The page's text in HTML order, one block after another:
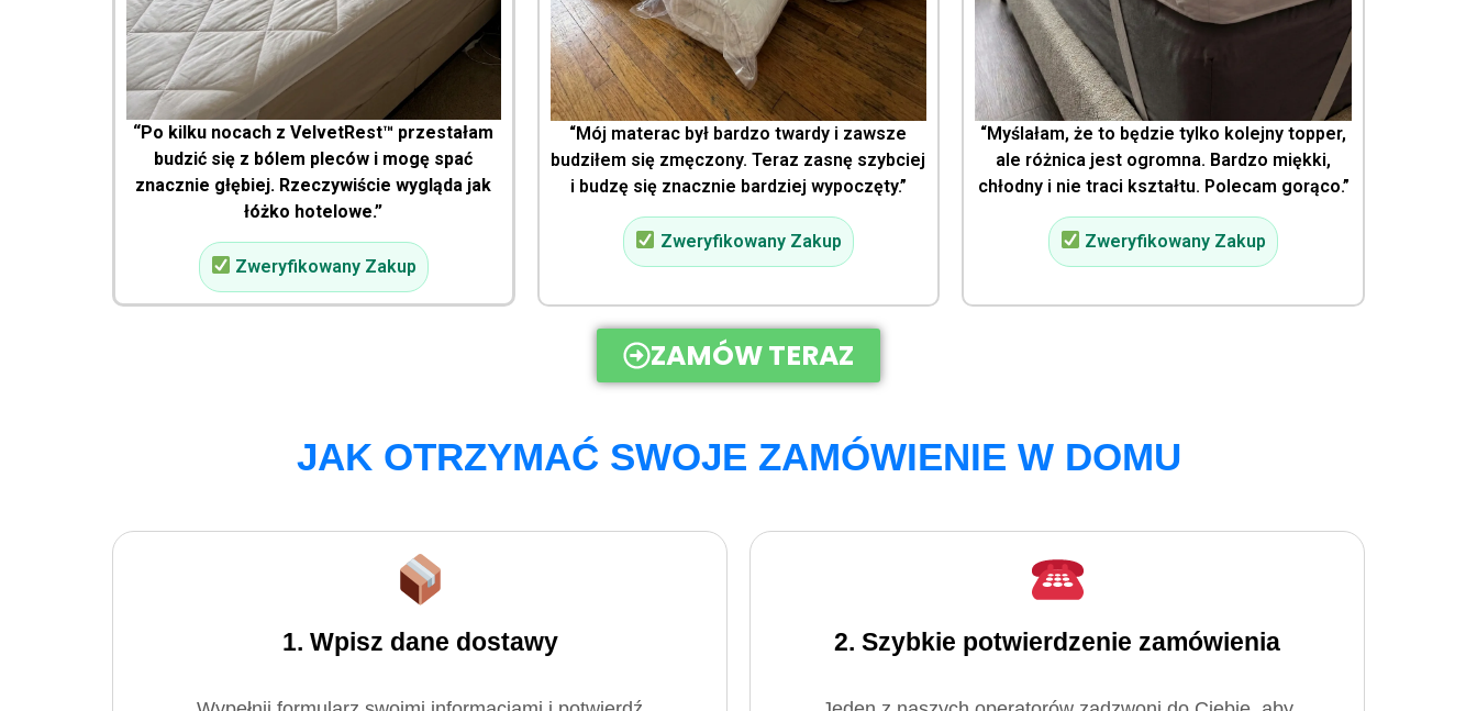
“Po kilku nocach z VelvetRest™ przestałam
budzić się z bólem pleców i mogę spać
znacznie głębiej. Rzeczywiście wygląda jak
łóżko hotelowe.”
Zweryfikowany Zakup
“Mój materac był bardzo twardy i zawsze
budziłem się zmęczony. Teraz zasnę szybciej
i budzę się znacznie bardziej wypoczęty.”
Zweryfikowany Zakup
“Myślałam, że to będzie tylko kolejny topper,
ale różnica jest ogromna. Bardzo miękki,
chłodny i nie traci kształtu. Polecam gorąco.”
Zweryfikowany Zakup
ZAMÓW TERAZ
JAK OTRZYMAĆ SWOJE ZAMÓWIENIE W DOMU
1. Wpisz dane dostawy 2. Szybkie potwierdzenie zamówienia